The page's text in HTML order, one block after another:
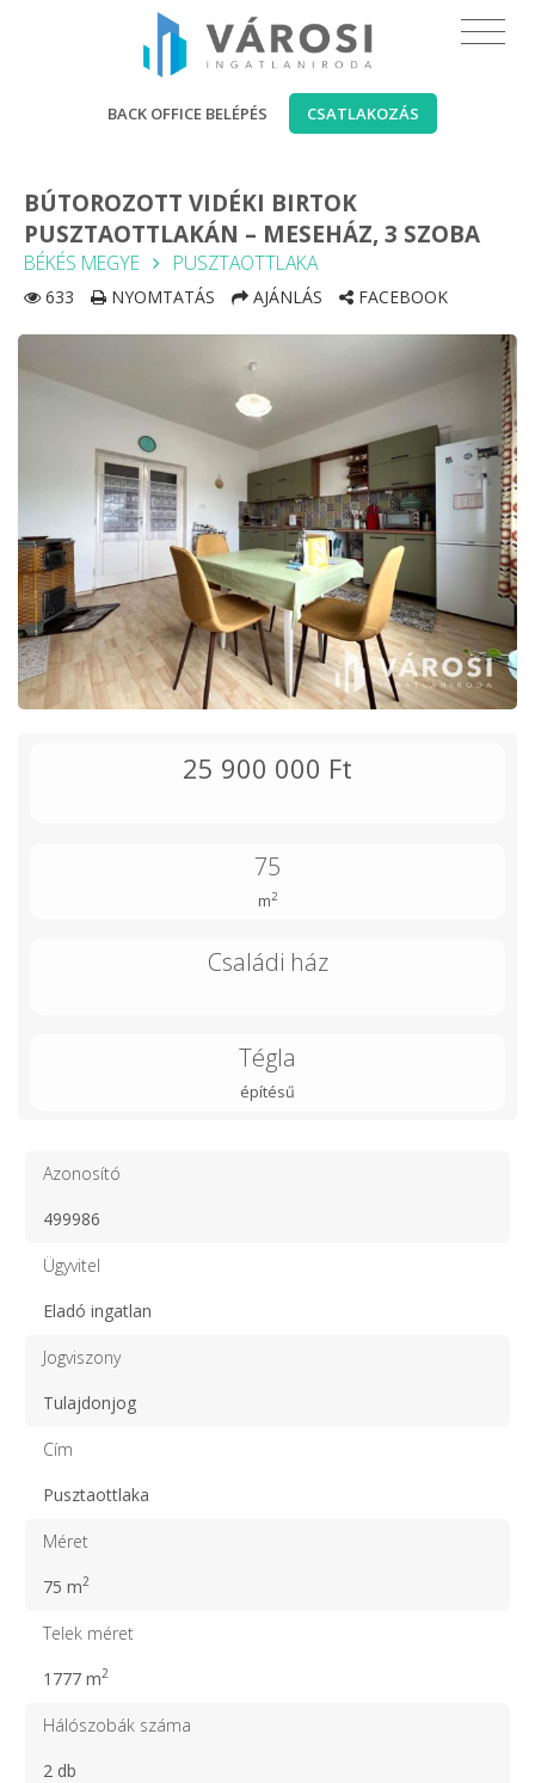
BACK OFFICE BELÉPÉS CSATLAKOZÁS
BÚTOROZOTT VIDÉKI BIRTOK
PUSZTAOTTLAKÁN – MESEHÁZ, 3 SZOBA
BÉKÉS MEGYE PUSZTAOTTLAKA
633 NYOMTATÁS AJÁNLÁS FACEBOOK
25 900 000 Ft
75
m2
Családi ház
Tégla
építésű
Azonosító
499986
Ügyvitel
Eladó ingatlan
Jogviszony
Tulajdonjog
Cím
Pusztaottlaka
Méret
75 m2
Telek méret
1777 m2
Hálószobák száma
2 db